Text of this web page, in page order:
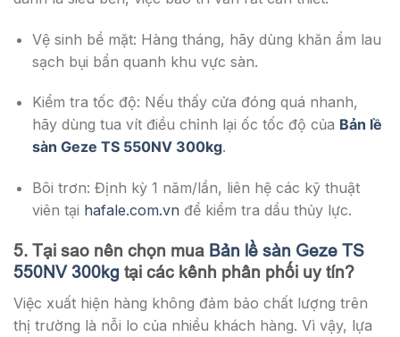
Vệ sinh bề mặt: Hàng tháng, hãy dùng khăn ẩm lau
sạch bụi bẩn quanh khu vực sàn.
Kiểm tra tốc độ: Nếu thấy cửa đóng quá nhanh,
hãy dùng tua vít điều chỉnh lại ốc tốc độ của Bản lề
sàn Geze TS 550NV 300kg.
Bôi trơn: Định kỳ 1 năm/lần, liên hệ các kỹ thuật
viên tại hafale.com.vn để kiểm tra dầu thủy lực.
5. Tại sao nên chọn mua Bản lề sàn Geze TS
550NV 300kg tại các kênh phân phối uy tín?
Việc xuất hiện hàng không đảm bảo chất lượng trên
thị trường là nỗi lo của nhiều khách hàng. Vì vậy, lựa